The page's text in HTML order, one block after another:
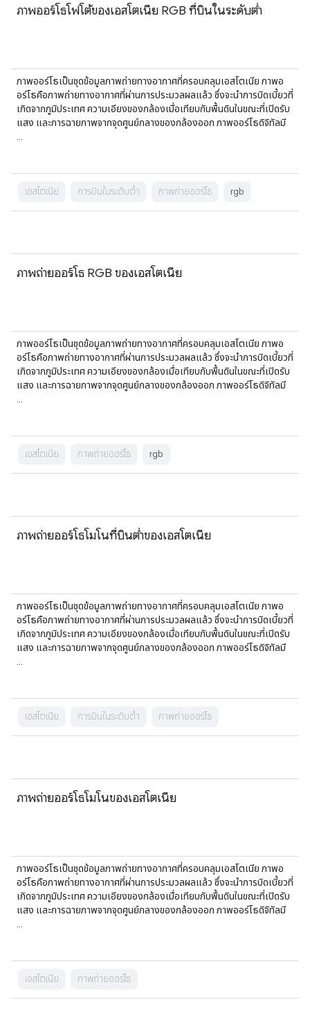
ภาพออร์โธโฟโต้ของเอสโตเนีย RGB ที่บินในระดับต่ำ
ภาพออร์โธเป็นชุดข้อมูลภาพถ่ายทางอากาศที่ครอบคลุมเอสโตเนีย ภาพอ
อร์โธคือภาพถ่ายทางอากาศที่ผ่านการประมวลผลแล้ว ซึ่งจะนำการบิดเบี้ยวที่
เกิดจากภูมิประเทศ ความเอียงของกล้องเมื่อเทียบกับพื้นดินในขณะที่เปิดรับ
แสง และการฉายภาพจากจุดศูนย์กลางของกล้องออก ภาพออร์โธดิจิทัลมี
เอสโตเนีย การบินในระดับต่ำ ภาพถ่ายออร์โธ rgb
ภาพถ่ายออร์โธ RGB ของเอสโตเนีย
ภาพออร์โธเป็นชุดข้อมูลภาพถ่ายทางอากาศที่ครอบคลุมเอสโตเนีย ภาพอ
อร์โธคือภาพถ่ายทางอากาศที่ผ่านการประมวลผลแล้ว ซึ่งจะนำการบิดเบี้ยวที่
เกิดจากภูมิประเทศ ความเอียงของกล้องเมื่อเทียบกับพื้นดินในขณะที่เปิดรับ
แสง และการฉายภาพจากจุดศูนย์กลางของกล้องออก ภาพออร์โธดิจิทัลมี
เอสโตเนีย ภาพถ่ายออร์โธ rgb
ภาพถ่ายออร์โธโมโนที่บินต่ำของเอสโตเนีย
ภาพออร์โธเป็นชุดข้อมูลภาพถ่ายทางอากาศที่ครอบคลุมเอสโตเนีย ภาพอ
อร์โธคือภาพถ่ายทางอากาศที่ผ่านการประมวลผลแล้ว ซึ่งจะนำการบิดเบี้ยวที่
เกิดจากภูมิประเทศ ความเอียงของกล้องเมื่อเทียบกับพื้นดินในขณะที่เปิดรับ
แสง และการฉายภาพจากจุดศูนย์กลางของกล้องออก ภาพออร์โธดิจิทัลมี
เอสโตเนีย การบินในระดับต่ำ ภาพถ่ายออร์โธ
ภาพถ่ายออร์โธโมโนของเอสโตเนีย
ภาพออร์โธเป็นชุดข้อมูลภาพถ่ายทางอากาศที่ครอบคลุมเอสโตเนีย ภาพอ
อร์โธคือภาพถ่ายทางอากาศที่ผ่านการประมวลผลแล้ว ซึ่งจะนำการบิดเบี้ยวที่
เกิดจากภูมิประเทศ ความเอียงของกล้องเมื่อเทียบกับพื้นดินในขณะที่เปิดรับ
แสง และการฉายภาพจากจุดศูนย์กลางของกล้องออก ภาพออร์โธดิจิทัลมี
เอสโตเนีย ภาพถ่ายออร์โธ